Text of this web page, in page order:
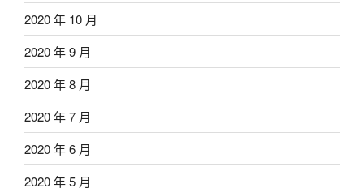
2020 年 10 月
2020 年 9 月
2020 年 8 月
2020 年 7 月
2020 年 6 月
2020 年 5 月